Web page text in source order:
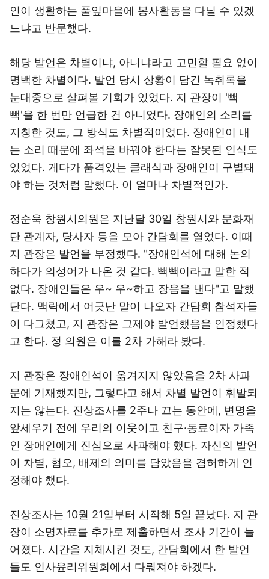
인이 생활하는 풀잎마을에 봉사활동을 다닐 수 있겠
느냐고 반문했다.
해당 발언은 차별이냐, 아니냐라고 고민할 필요 없이
명백한 차별이다. 발언 당시 상황이 담긴 녹취록을
눈대중으로 살펴볼 기회가 있었다. 지 관장이 '빽
빽'을 한 번만 언급한 건 아니었다. 장애인의 소리를
지칭한 것도, 그 방식도 차별적이었다. 장애인이 내
는 소리 때문에 좌석을 바꿔야 한다는 잘못된 인식도
있었다. 게다가 품격있는 클래식과 장애인이 구별돼
야 하는 것처럼 말했다. 이 얼마나 차별적인가.
정순욱 창원시의원은 지난달 30일 창원시와 문화재
단 관계자, 당사자 등을 모아 간담회를 열었다. 이때
지 관장은 발언을 부정했다. "장애인석에 대해 논의
하다가 의성어가 나온 것 같다. 빽빽이라고 말한 적
없다. 장애인들은 우~ 우~하고 장음을 낸다"고 말했
단다. 맥락에서 어긋난 말이 나오자 간담회 참석자들
이 다그쳤고, 지 관장은 그제야 발언했음을 인정했다
고 한다. 정 의원은 이를 2차 가해라 봤다.
지 관장은 장애인석이 옮겨지지 않았음을 2차 사과
문에 기재했지만, 그렇다고 해서 차별 발언이 휘발되
지는 않는다. 진상조사를 2주나 끄는 동안에, 변명을
앞세우기 전에 우리의 이웃이고 친구·동료이자 가족
인 장애인에게 진심으로 사과해야 했다. 자신의 발언
이 차별, 혐오, 배제의 의미를 담았음을 겸허하게 인
정해야 했다.
진상조사는 10월 21일부터 시작해 5일 끝났다. 지 관
장이 소명자료를 추가로 제출하면서 조사 기간이 늘
어졌다. 시간을 지체시킨 것도, 간담회에서 한 발언
들도 인사윤리위원회에서 다뤄져야 하겠다.